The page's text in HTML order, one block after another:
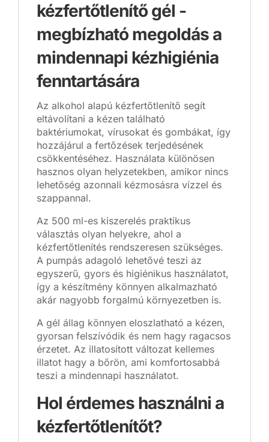
kézfertőtlenítő gél -
megbízható megoldás a
mindennapi kézhigiénia
fenntartására
Az alkohol alapú kézfertőtlenítő segít
eltávolítani a kézen található
baktériumokat, vírusokat és gombákat, így
hozzájárul a fertőzések terjedésének
csökkentéséhez. Használata különösen
hasznos olyan helyzetekben, amikor nincs
lehetőség azonnali kézmosásra vízzel és
szappannal.
Az 500 ml-es kiszerelés praktikus
választás olyan helyekre, ahol a
kézfertőtlenítés rendszeresen szükséges.
A pumpás adagoló lehetővé teszi az
egyszerű, gyors és higiénikus használatot,
így a készítmény könnyen alkalmazható
akár nagyobb forgalmú környezetben is.
A gél állag könnyen eloszlatható a kézen,
gyorsan felszívódik és nem hagy ragacsos
érzetet. Az illatosított változat kellemes
illatot hagy a bőrön, ami komfortosabbá
teszi a mindennapi használatot.
Hol érdemes használni a
kézfertőtlenítőt?